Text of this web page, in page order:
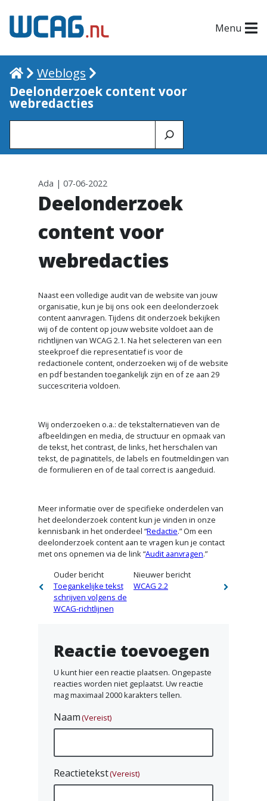
Menu
HomeWeblogs
Deelonderzoek content voor
webredacties
Zoeken
Deelonderzoek
content voor
webredacties
Ada | 07-06-2022
Naast een volledige audit van de website van jouw
organisatie, kun je bij ons ook een deelonderzoek
content aanvragen. Tijdens dit onderzoek bekijken
wij of de content op jouw website voldoet aan de
richtlijnen van WCAG 2.1. Na het selecteren van een
steekproef die representatief is voor de
redactionele content, onderzoeken wij of de website
en pdf bestanden toegankelijk zijn en of ze aan 29
succescriteria voldoen.
Wij onderzoeken o.a.: de tekstalternatieven van de
afbeeldingen en media, de structuur en opmaak van
de tekst, het contrast, de links, het herschalen van
tekst, de paginatitels, de labels en foutmeldingen van
de formulieren en of de taal correct is aangeduid.
Meer informatie over de specifieke onderdelen van
het deelonderzoek content kun je vinden in onze
kennisbank in het onderdeel “Redactie.” Om een
deelonderzoek content aan te vragen kun je contact
met ons opnemen via de link “Audit aanvragen.”
M
Ouder bericht
Toegankelijke tekst
schrijven volgens de
WCAG-richtlijnen
Nieuwer bericht
WCAG 2.2
Reactie toevoegen
U kunt hier een reactie plaatsen. Ongepaste
reacties worden niet geplaatst. Uw reactie
mag maximaal 2000 karakters tellen.
Naam(Vereist)
Reactietekst(Vereist)